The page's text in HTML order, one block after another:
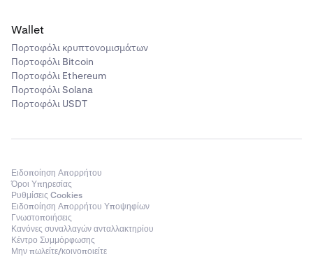
Wallet
Πορτοφόλι κρυπτονομισμάτων
Πορτοφόλι Bitcoin
Πορτοφόλι Ethereum
Πορτοφόλι Solana
Πορτοφόλι USDT
Ειδοποίηση Απορρήτου
Όροι Υπηρεσίας
Ρυθμίσεις Cookies
Ειδοποίηση Απορρήτου Υποψηφίων
Γνωστοποιήσεις
Κανόνες συναλλαγών ανταλλακτηρίου
Κέντρο Συμμόρφωσης
Μην πωλείτε/κοινοποιείτε